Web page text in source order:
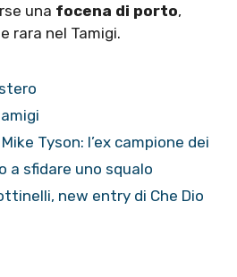
una focena di porto,
rara nel Tamigi.
Tyson: l’ex campione dei
a sfidare uno squalo
new entry di Che Dio